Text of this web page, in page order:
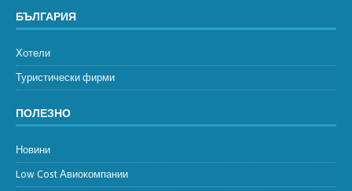
БЪЛГАРИЯ
Хотели
Туристически фирми
ПОЛЕЗНО
Новини
Low Cost Авиокомпании